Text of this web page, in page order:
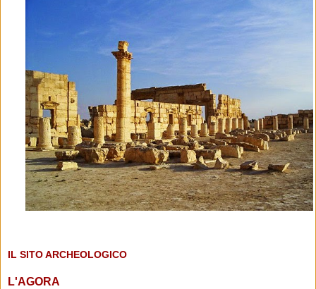
IL SITO ARCHEOLOGICO
L'AGORA